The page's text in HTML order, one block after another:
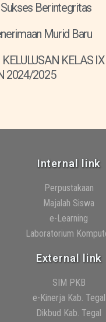
Berintegritas
Murid Baru
KELAS
2024/2025
Internal link
Perpustakaan
Majalah Siswa
e-Learning
Laboratorium
External link
SIM PKB
e-Kinerja Kab. Tegal
Dikbud Kab. Tegal